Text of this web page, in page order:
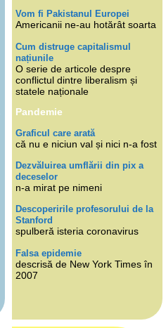
Vom fi Pakistanul Europei
Americanii ne-au hotărât soarta
Cum distruge capitalismul
națiunile
O serie de articole despre
conflictul dintre liberalism și
statele naționale
Pandemie
Graficul care arată
că nu e niciun val și nici n-a fost
Dezvăluirea umflării din pix a
deceselor
n-a mirat pe nimeni
Descoperirile profesorului de la
Stanford
spulberă isteria coronavirus
Falsa epidemie
descrisă de New York Times în
2007